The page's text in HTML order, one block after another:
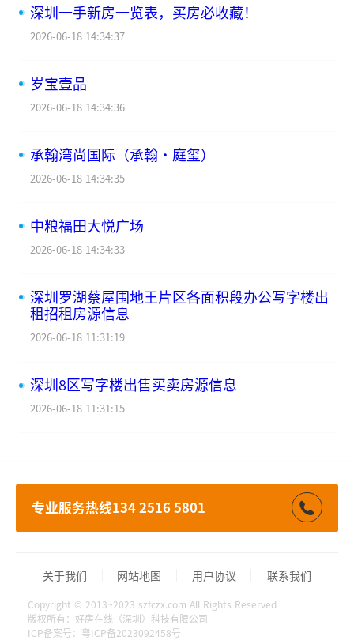
深圳一手新房一览表，买房必收藏！
2026-06-18 14:34:37
岁宝壹品
2026-06-18 14:34:36
承翰湾尚国际（承翰·庭玺）
2026-06-18 14:34:35
中粮福田大悦广场
2026-06-18 14:34:33
深圳罗湖蔡屋围地王片区各面积段办公写字楼出
租招租房源信息
2026-06-18 11:31:19
深圳8区写字楼出售买卖房源信息
2026-06-18 11:31:15
专业服务热线134 2516 5801
关于我们 网站地图 用户协议 联系我们
Copyright © 2013~2023 szfczx.com All Rights Reserved
版权所有：好房在线（深圳）科技有限公司
ICP备案号：粤ICP备2023092458号